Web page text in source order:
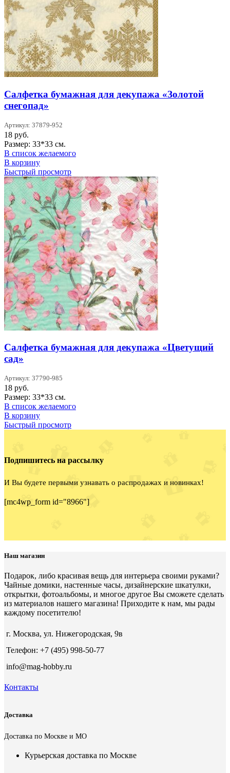
Салфетка бумажная для декупажа «Золотой
снегопад»
Артикул: 37879-952
18 руб.
Размер: 33*33 см.
В список желаемого
В корзину
Быстрый просмотр
Салфетка бумажная для декупажа «Цветущий
сад»
Артикул: 37790-985
18 руб.
Размер: 33*33 см.
В список желаемого
В корзину
Быстрый просмотр
Подпишитесь на рассылку
И Вы будете первыми узнавать о распродажах и новинках!
[mc4wp_form id="8966"]
Наш магазин
Подарок, либо красивая вещь для интерьера своими руками?
Чайные домики, настенные часы, дизайнерские шкатулки,
открытки, фотоальбомы, и многое другое Вы сможете сделать
из материалов нашего магазина! Приходите к нам, мы рады
каждому посетителю!
г. Москва, ул. Нижегородская, 9в
Телефон: +7 (495) 998-50-77
info@mag-hobby.ru
Контакты
Доставка
Доставка по Москве и МО
Курьерская доставка по Москве